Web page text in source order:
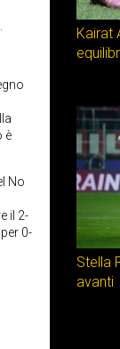
è
No
il 2-
0-
Kairat
Stella
avanti